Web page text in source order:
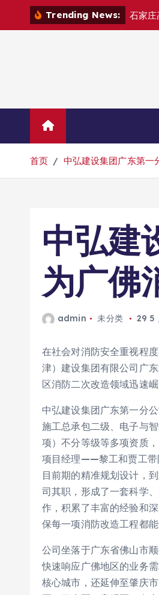
Trending News: 石家庄
首页 中弘建设集团广东第一
中弘建
为广佛
admin 未分类 29 5
在社会对消防安全重视程
津）建设集团有限公司广
区消防二次改造领域迅速
中弘建设集团广东第一分
施工总承包二级、电子与
项）不分等级等多项资质
项目经理——黎工和贾工带
目前期的精准规划设计，
司其职，形成了一套科学
作，积累了丰富的经验和
保每一项消防改造工程都
公司坐落于广东省佛山市
快速响应广佛地区的业务
核心城市，还延伸至肇庆